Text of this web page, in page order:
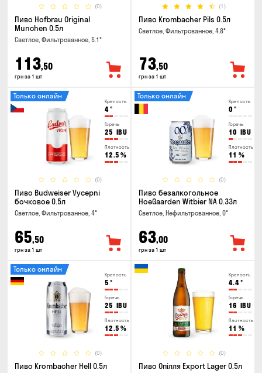
(0)
Пиво Hofbrau Original
Munchen 0.5л
Светлое, Фильтрованное, 5.1°
113,50
грн за 1 шт
(1)
Пиво Krombacher Pils 0.5л
Светлое, Фильтрованное, 4.8°
73,50
грн за 1 шт
Крепость
4°
Горечь
25 IBU
Плотность
12.5 %
(0)
Только онлайн
Пиво Budweiser Vycepni
бочковое 0.5л
Светлое, Фильтрованное, 4°
65,50
грн за 1 шт
Крепость
0 °
Горечь
10 IBU
Плотность
11 %
(0)
Только онлайн
Пиво безалкогольное
HoeGaarden Witbier NA 0.33л
Светлое, Нефильтрованное, 0°
63,00
грн за 1 шт
Крепость
5 °
Горечь
25 IBU
Плотность
12.5 %
(0)
Только онлайн
Пиво Krombacher Hell 0.5л
Крепость
4.4°
Горечь
16 IBU
Плотность
11 %
(0)
Пиво Опілля Export Lager 0.5л